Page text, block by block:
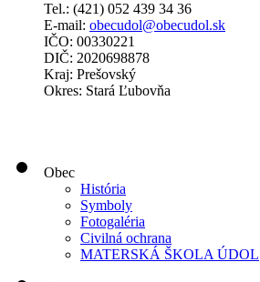
Tel.: (421) 052 439 34 36
E-mail: obecudol@obecudol.sk
IČO: 00330221
DIČ: 2020698878
Kraj: Prešovský
Okres: Stará Ľubovňa
Obec
História
Symboly
Fotogaléria
Civilná ochrana
MATERSKÁ ŠKOLA ÚDOL